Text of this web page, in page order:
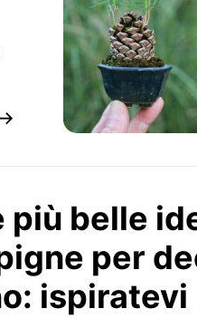
più belle
per
ispiratevi